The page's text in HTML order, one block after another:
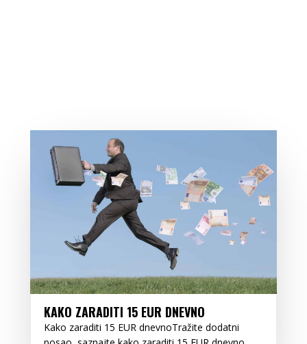
KAKO ZARADITI 15 EUR DNEVNO
Kako zaraditi 15 EUR dnevnoTražite dodatni